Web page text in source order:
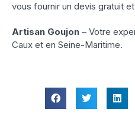
vous fournir un devis gratuit
Artisan Goujon – Votre
Caux et en Seine-Maritime.